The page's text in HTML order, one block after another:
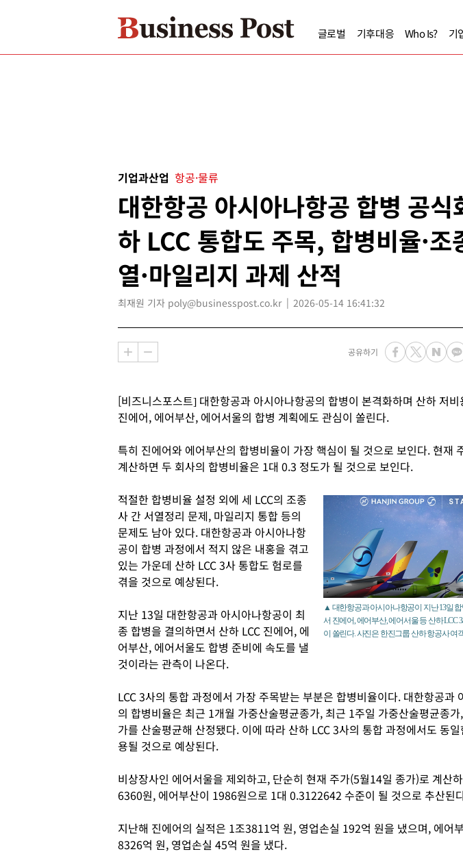
글로벌 기후대응 Who Is? 기
기업과산업 항공·물류
대한항공 아시아나항공 합병 공식
하 LCC 통합도 주목, 합병비율·조
열·마일리지 과제 산적
최재원 기자 poly@businesspost.co.kr 2026-05-14 16:41:32
공유하기
[비즈니스포스트] 대한항공과 아시아나항공의 합병이 본격화하며 산하 저비
진에어, 에어부산, 에어서울의 합병 계획에도 관심이 쏠린다.
특히 진에어와 에어부산의 합병비율이 가장 핵심이 될 것으로 보인다. 현재
계산하면 두 회사의 합병비율은 1대 0.3 정도가 될 것으로 보인다.
▲ 대한항공과 아시아나항공이 지난 13일
서 진에어, 에어부산, 에어서울 등 산하 LCC
이 쏠린다. 사진은 한진그룹 산하 항공사 여
적절한 합병비율 설정 외에 세 LCC의 조종
사 간 서열정리 문제, 마일리지 통합 등의
문제도 남아 있다. 대한항공과 아시아나항
공이 합병 과정에서 적지 않은 내홍을 겪고
있는 가운데 산하 LCC 3사 통합도 험로를
겪을 것으로 예상된다.
지난 13일 대한항공과 아시아나항공이 최
종 합병을 결의하면서 산하 LCC 진에어, 에
어부산, 에어서울도 합병 준비에 속도를 낼
것이라는 관측이 나온다.
LCC 3사의 통합 과정에서 가장 주목받는 부분은 합병비율이다. 대한항공과
의 합병비율은 최근 1개월 가중산술평균종가, 최근 1주일 가중산술평균종
가를 산술평균해 산정됐다. 이에 따라 산하 LCC 3사의 통합 과정에서도 동
용될 것으로 예상된다.
비상장사인 에어서울을 제외하고, 단순히 현재 주가(5월14일 종가)로 계산
6360원, 에어부산이 1986원으로 1대 0.3122642 수준이 될 것으로 추산된
지난해 진에어의 실적은 1조3811억 원, 영업손실 192억 원을 냈으며, 에어
8326억 원, 영업손실 45억 원을 냈다.